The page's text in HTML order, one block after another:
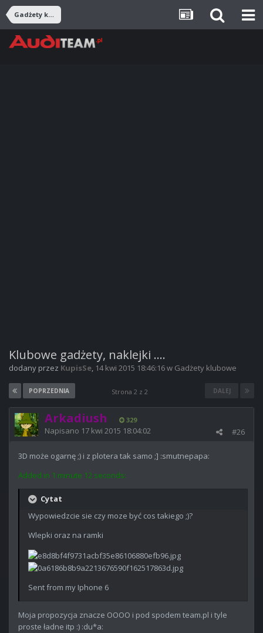
Gadżety klubowe
Klubowe gadżety, naklejki ....
dodany przez KupisSe, 14 kwi 2015 18:46:16w Gadżety klubowe
POPRZEDNIA DALEJ
Strona 2 z 2
Arkadiush 329
#26
Napisano 17 kwi 2015 18:04:02
3D może ogarnę ;) i z plotera tak samo ;] :smutnepapa:
Added in 1 minute 12 seconds:
Cytat
Wypowiedzcie sie czy moze być cos takiego ;)?
Wlepki oraz na ramki
Sent from my Iphone 6
Moja propozycja znacze OOOO i pod spodem team.pl i tyle
proste ładne itp :) :du*a: